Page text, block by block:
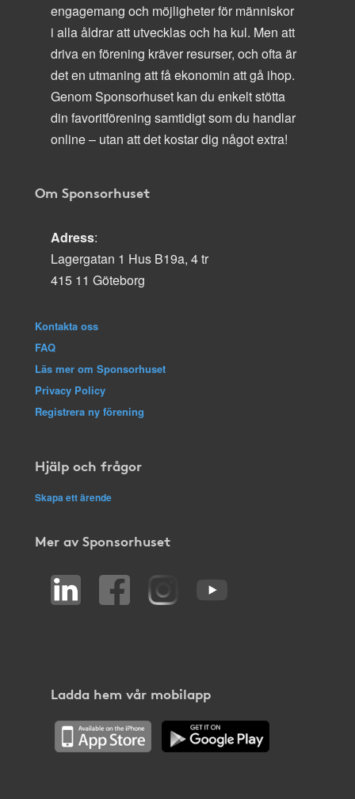
engagemang och möjligheter för människor
i alla åldrar att utvecklas och ha kul. Men att
driva en förening kräver resurser, och ofta är
det en utmaning att få ekonomin att gå ihop.
Genom Sponsorhuset kan du enkelt stötta
din favoritförening samtidigt som du handlar
online – utan att det kostar dig något extra!
Om Sponsorhuset
Adress:
Lagergatan 1 Hus B19a, 4 tr
415 11 Göteborg
Kontakta oss
FAQ
Läs mer om Sponsorhuset
Privacy Policy
Registrera ny förening
Hjälp och frågor
Skapa ett ärende
Mer av Sponsorhuset
Ladda hem vår mobilapp